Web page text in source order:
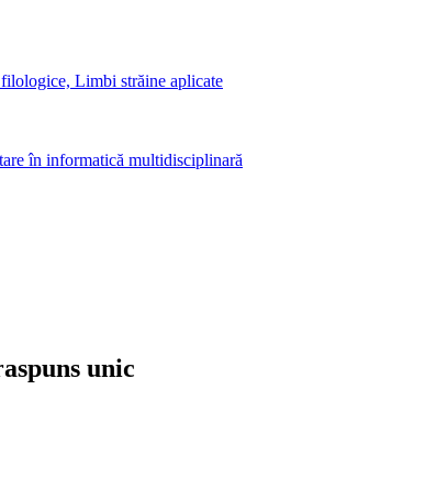
Limbi străine aplicate
în informatică multidisciplinară
unic